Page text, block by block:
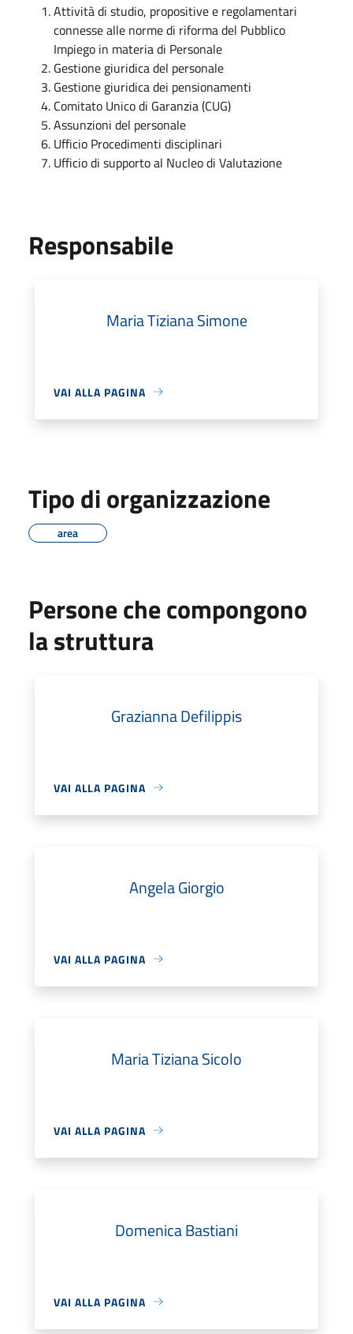
Attività di studio, propositive e regolamentari
connesse alle norme di riforma del Pubblico
Impiego in materia di Personale
Gestione giuridica del personale
Gestione giuridica dei pensionamenti
Comitato Unico di Garanzia (CUG)
Assunzioni del personale
Ufficio Procedimenti disciplinari
Ufficio di supporto al Nucleo di Valutazione
Responsabile
Maria Tiziana Simone
VAI ALLA PAGINA
Tipo di organizzazione
area
Persone che compongono
la struttura
Grazianna Defilippis
VAI ALLA PAGINA
Angela Giorgio
VAI ALLA PAGINA
Maria Tiziana Sicolo
VAI ALLA PAGINA
Domenica Bastiani
VAI ALLA PAGINA